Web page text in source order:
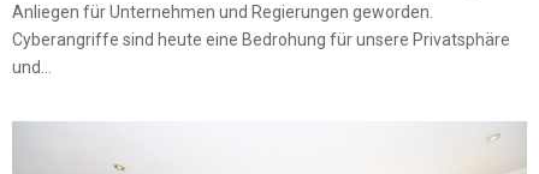
Anliegen für Unternehmen und Regierungen geworden.
Cyberangriffe sind heute eine Bedrohung für unsere Privatsphäre
und...